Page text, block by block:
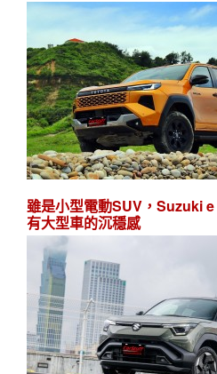
雖是小型電動SUV，Suzuki
有大型車的沉穩感